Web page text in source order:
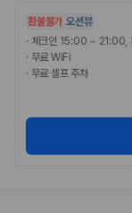
건을 함께 확인할 수 있
일반자차: 사고
완전자차:
다.
더 높
2000만 고객
환불불가 오션뷰
· 체크인 15:00 ~ 21:00,
· 무료 WiFi
· 무료 셀프 주차